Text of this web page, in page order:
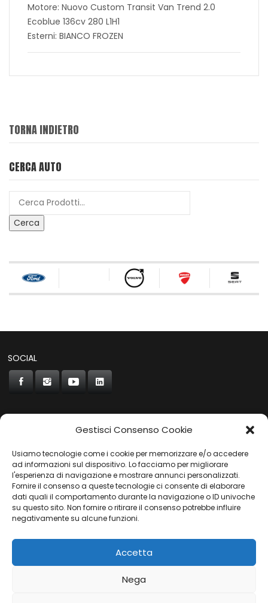
Gestisci Consenso Cookie
Usiamo tecnologie come i cookie per memorizzare e/o accedere
ad informazioni sul dispositivo. Lo facciamo per migliorare
l'esperienza di navigazione e mostrare annunci personalizzati.
Fornire il consenso a queste tecnologie ci consente di elaborare
dati quali il comportamento durante la navigazione o ID univoche
su questo sito. Non fornire o ritirare il consenso potrebbe influire
negativamente su alcune funzioni.
Accetta
Nega
Motore: Nuovo Custom Transit Van Trend 2.0
Ecoblue 136cv 280 L1H1
Esterni: BIANCO FROZEN
TORNA INDIETRO
CERCA AUTO
Cerca
SOCIAL
CONCORDE
AUTOCHIAVARI
Gruppo Carfin SPA |P.IVA: 03859710109 |Sede Legale:
Via L. Perini 50 - 16152 Genova | © 2025
PRIVACY POLICY|COOKIES POLICY